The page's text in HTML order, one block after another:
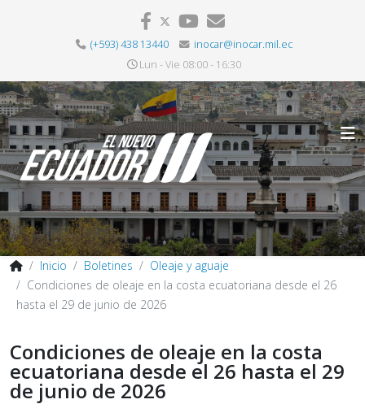
(+593) 438 13440
inocar@inocar.mil.ec
Lun - Vie 08:00 - 16:30
Inicio Boletines
Oleaje y aguaje
Condiciones de oleaje en la costa ecuatoriana desde el 26
hasta el 29 de junio de 2026
Condiciones de oleaje en la costa
ecuatoriana desde el 26 hasta el 29
de junio de 2026